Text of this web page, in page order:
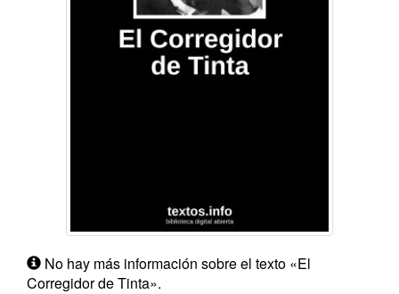
No hay más información sobre el texto «El
Corregidor de Tinta».